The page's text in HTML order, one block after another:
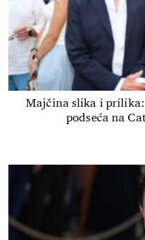
Majčina slika i
podseća na